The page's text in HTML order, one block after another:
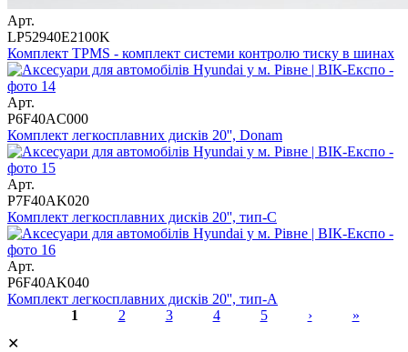
Арт.
LP52940E2100K
Комплект TPMS - комплект системи контролю тиску в шинах
Арт.
P6F40AC000
Комплект легкосплавних дисків 20'', Donam
Арт.
P7F40AK020
Комплект легкосплавних дисків 20'', тип-C
Арт.
P6F40AK040
Комплект легкосплавних дисків 20'', тип-A
Сторінки
1 2 3 4 5 ›
»
✕